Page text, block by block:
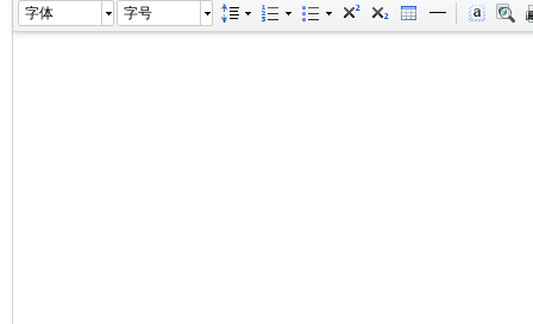
字体 字号